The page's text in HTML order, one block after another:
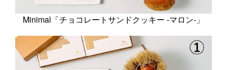
Minimal「チョコレートサンドクッキー -マロン-」